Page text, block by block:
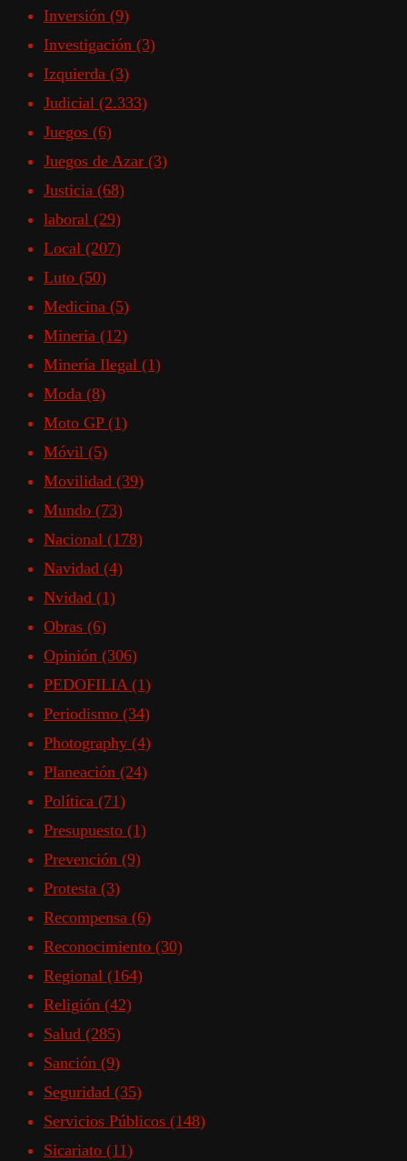
Inversión (9)
Investigación (3)
Izquierda (3)
Judicial (2.333)
Juegos (6)
Juegos de Azar (3)
Justicia (68)
laboral (29)
Local (207)
Luto (50)
Medicina (5)
Mineria (12)
Minería Ilegal (1)
Moda (8)
Moto GP (1)
Móvil (5)
Movilidad (39)
Mundo (73)
Nacional (178)
Navidad (4)
Nvidad (1)
Obras (6)
Opinión (306)
PEDOFILIA (1)
Periodismo (34)
Photography (4)
Planeación (24)
Política (71)
Presupuesto (1)
Prevención (9)
Protesta (3)
Recompensa (6)
Reconocimiento (30)
Regional (164)
Religión (42)
Salud (285)
Sanción (9)
Seguridad (35)
Servicios Públicos (148)
Sicariato (11)